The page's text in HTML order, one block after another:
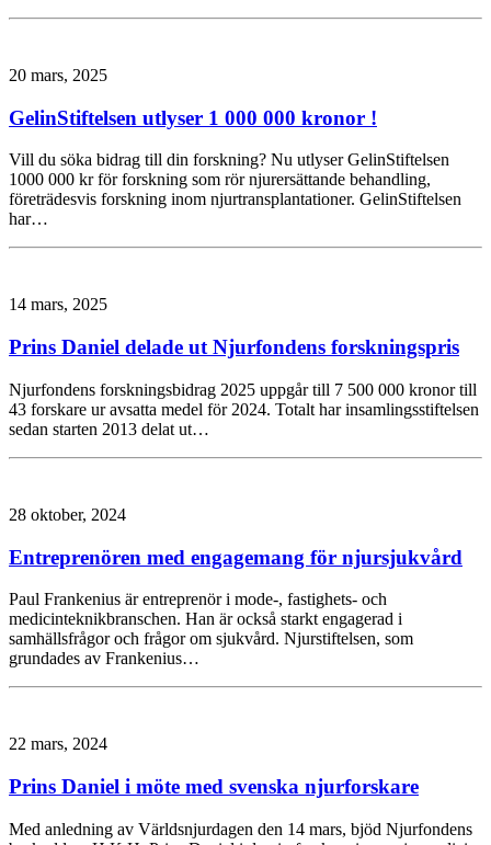
20 mars, 2025
GelinStiftelsen utlyser 1 000 000 kronor !
Vill du söka bidrag till din forskning? Nu utlyser GelinStiftelsen
1000 000 kr för forskning som rör njurersättande behandling,
företrädesvis forskning inom njurtransplantationer. GelinStiftelsen
har…
14 mars, 2025
Prins Daniel delade ut Njurfondens forskningspris
Njurfondens forskningsbidrag 2025 uppgår till 7 500 000 kronor till
43 forskare ur avsatta medel för 2024. Totalt har insamlingsstiftelsen
sedan starten 2013 delat ut…
28 oktober, 2024
Entreprenören med engagemang för njursjukvård
Paul Frankenius är entreprenör i mode-, fastighets- och
medicinteknikbranschen. Han är också starkt engagerad i
samhällsfrågor och frågor om sjukvård. Njurstiftelsen, som
grundades av Frankenius…
22 mars, 2024
Prins Daniel i möte med svenska njurforskare
Med anledning av Världsnjurdagen den 14 mars, bjöd Njurfondens